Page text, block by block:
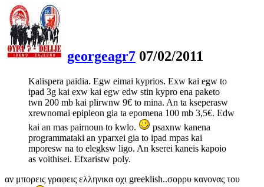
georgeagr7 07/02/2011
Kalispera paidia. Egw eimai kyprios. Exw kai egw to
ipad 3g kai exw kai egw edw stin kypro ena paketo
twn 200 mb kai plirwnw 9€ to mina. An ta kseperasw
xrewnomai epipleon gia ta epomena 100 mb 3,5€. Edw
kai an mas pairnoun to kwlo.
psaxnw kanena
programmataki an yparxei gia to ipad mpas kai
mporesw na to elegksw ligo. An kserei kaneis kapoio
as voithisei. Efxaristw poly.
αν μπορεις γραφεις ελληνικα οχι greeklish..σορρυ κανονας του